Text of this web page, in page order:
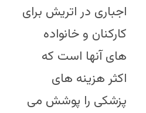
اجباری در اتریش برای
کارکنان و خانواده
های آنها است که
اکثر هزینه های
پزشکی را پوشش می